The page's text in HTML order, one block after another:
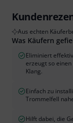
Aus echten
Was Käufern
Eliminiert
erzeugt so
Klang.
Einfach zu
Trommelfell
Hilft dabei, die